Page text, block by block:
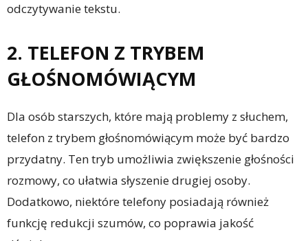
odczytywanie tekstu.
2. TELEFON Z TRYBEM
GŁOŚNOMÓWIĄCYM
Dla osób starszych, które mają problemy z słuchem,
telefon z trybem głośnomówiącym może być bardzo
przydatny. Ten tryb umożliwia zwiększenie głośności
rozmowy, co ułatwia słyszenie drugiej osoby.
Dodatkowo, niektóre telefony posiadają również
funkcję redukcji szumów, co poprawia jakość